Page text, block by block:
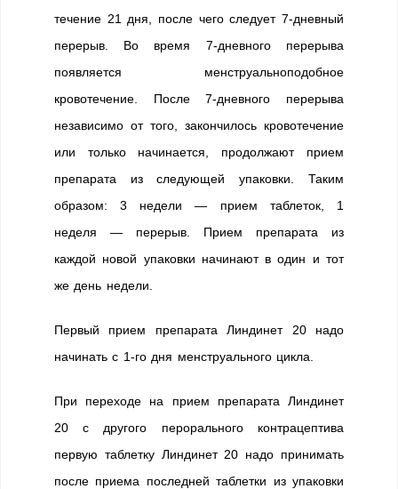
течение 21 дня, после чего следует 7-дневный
перерыв. Во время 7-дневного перерыва
появляется менструальноподобное
кровотечение. После 7-дневного перерыва
независимо от того, закончилось кровотечение
или только начинается, продолжают прием
препарата из следующей упаковки. Таким
образом: 3 недели — прием таблеток, 1
неделя — перерыв. Прием препарата из
каждой новой упаковки начинают в один и тот
же день недели.
Первый прием препарата Линдинет 20 надо
начинать с 1-го дня менструального цикла.
При переходе на прием препарата Линдинет
20 с другого перорального контрацептива
первую таблетку Линдинет 20 надо принимать
после приема последней таблетки из упаковки